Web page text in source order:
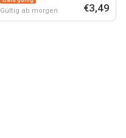
Gültig ab morgen €3,49